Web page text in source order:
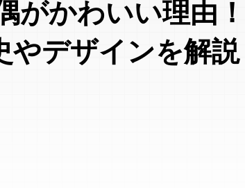
がかわいい理由！
やデザインを解説